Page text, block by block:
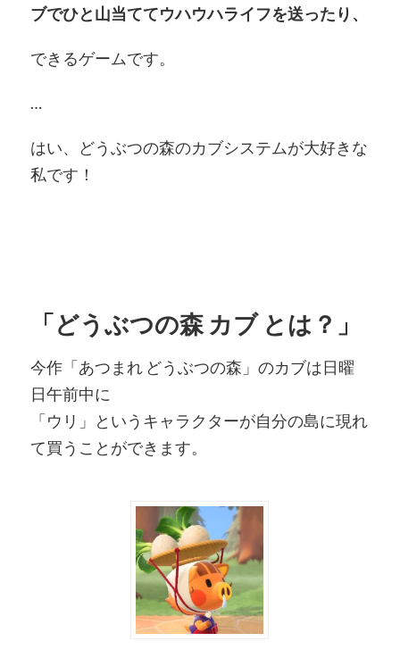
ブでひと山当ててウハウハライフを送ったり、
できるゲームです。
…
はい、どうぶつの森のカブシステムが大好きな
私です！
「どうぶつの森 カブ とは？」
今作「あつまれ どうぶつの森」のカブは日曜
日午前中に
「ウリ」というキャラクターが自分の島に現れ
て買うことができます。